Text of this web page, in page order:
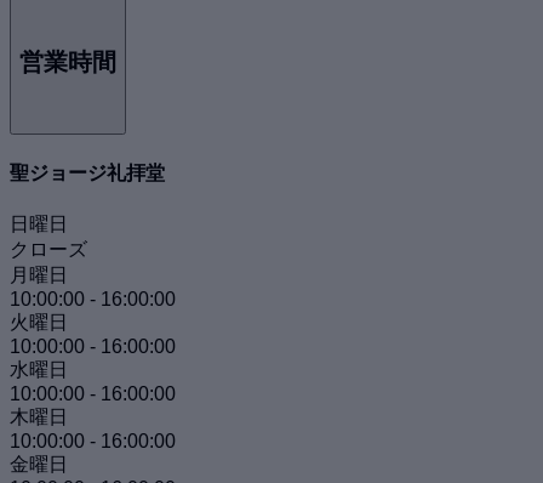
営業時間
聖ジョージ礼拝堂
日曜日
クローズ
月曜日
10:00:00 - 16:00:00
火曜日
10:00:00 - 16:00:00
水曜日
10:00:00 - 16:00:00
木曜日
10:00:00 - 16:00:00
金曜日